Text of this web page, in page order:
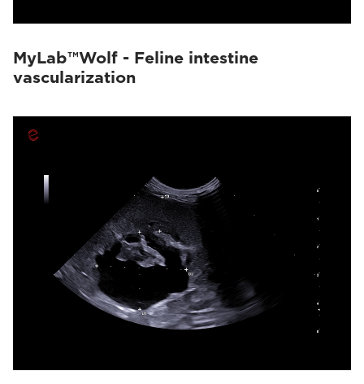
MyLab™Wolf - Feline intestine
vascularization